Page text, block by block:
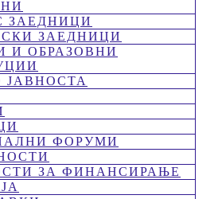
ЗАЕДНИЦИ
ЗАЕДНИЦИ
И ОБРАЗОВНИ
ФОРУМИ
ЗА ФИНАНСИРАЊЕ